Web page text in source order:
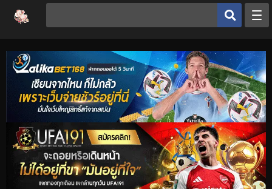
หน้าหลัก
ประเภทโดจิน
โดจินยอดนิยม
ดูเฮ็นไต
อ่านโดจิน
เฮ็นไต